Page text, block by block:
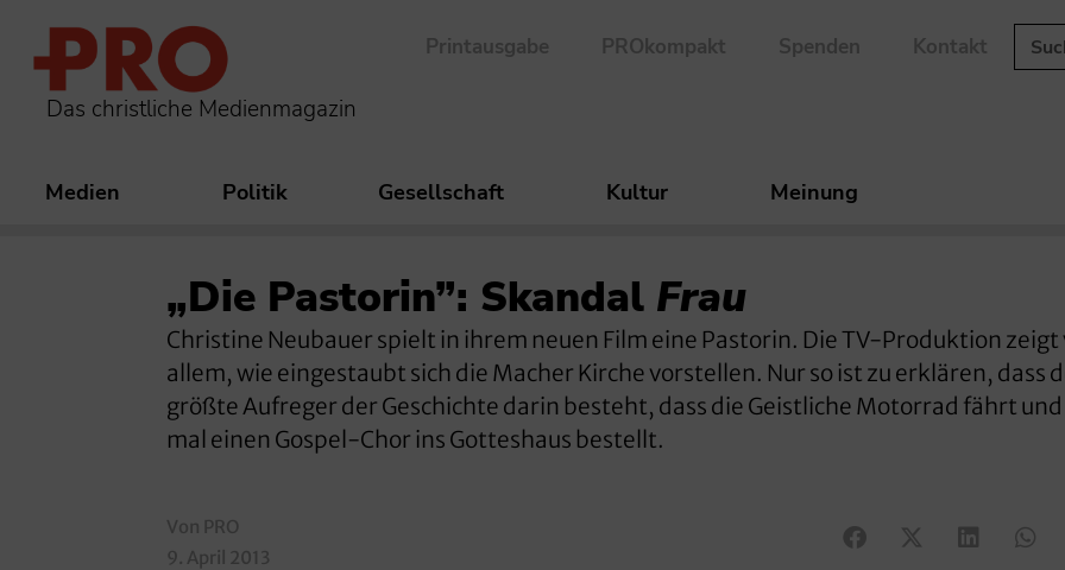
Das christliche Medienmagazin
Printausgabe PROkompakt Spenden Kontakt
Medien Politik Gesellschaft Kultur Meinung
„Die Pastorin”: Skandal Frau
Christine Neubauer spielt in ihrem neuen Film eine Pastorin. Die TV-Produktion zeigt
allem, wie eingestaubt sich die Macher Kirche vorstellen. Nur so ist zu erklären, dass
größte Aufreger der Geschichte darin besteht, dass die Geistliche Motorrad fährt und
mal einen Gospel-Chor ins Gotteshaus bestellt.
Von PRO
9. April 2013